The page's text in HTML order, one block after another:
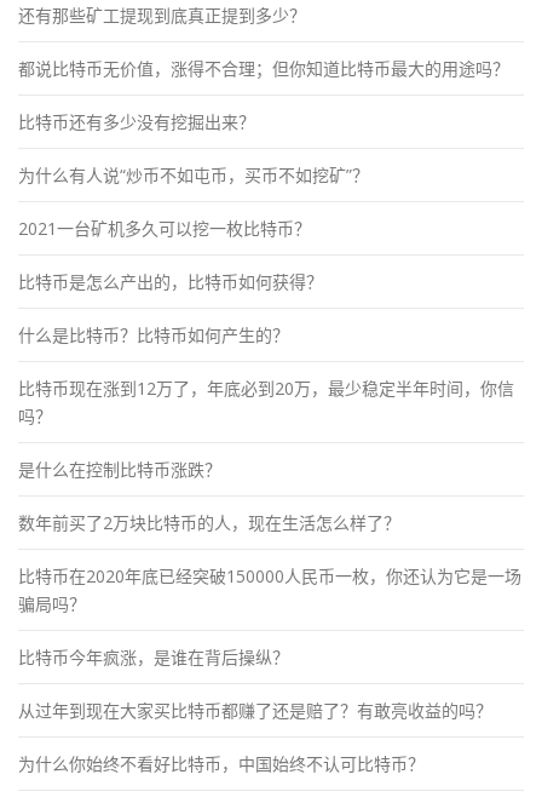
还有那些矿工提现到底真正提到多少？
都说比特币无价值，涨得不合理；但你知道比特币最大的用途吗？
比特币还有多少没有挖掘出来？
为什么有人说“炒币不如屯币，买币不如挖矿”？
2021一台矿机多久可以挖一枚比特币？
比特币是怎么产出的，比特币如何获得？
什么是比特币？比特币如何产生的？
比特币现在涨到12万了，年底必到20万，最少稳定半年时间，你信
吗？
是什么在控制比特币涨跌？
数年前买了2万块比特币的人，现在生活怎么样了？
比特币在2020年底已经突破150000人民币一枚，你还认为它是一场
骗局吗？
比特币今年疯涨，是谁在背后操纵？
从过年到现在大家买比特币都赚了还是赔了？有敢亮收益的吗？
为什么你始终不看好比特币，中国始终不认可比特币？